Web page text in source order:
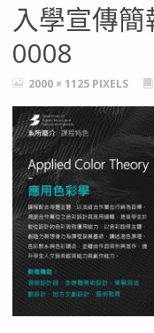
入學宣傳簡
0008
FULL2000 × 1125 PIXELS